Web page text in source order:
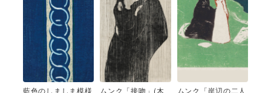
藍色のしましま模様
ムンク「接吻」(木
ムンク「岸辺の二人